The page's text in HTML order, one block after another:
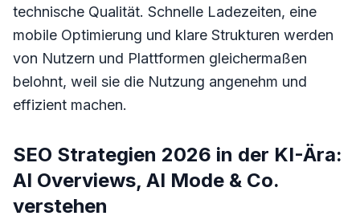
technische Qualität. Schnelle Ladezeiten, eine
mobile Optimierung und klare Strukturen werden
von Nutzern und Plattformen gleichermaßen
belohnt, weil sie die Nutzung angenehm und
effizient machen.
SEO Strategien 2026 in der KI-Ära:
AI Overviews, AI Mode & Co.
verstehen